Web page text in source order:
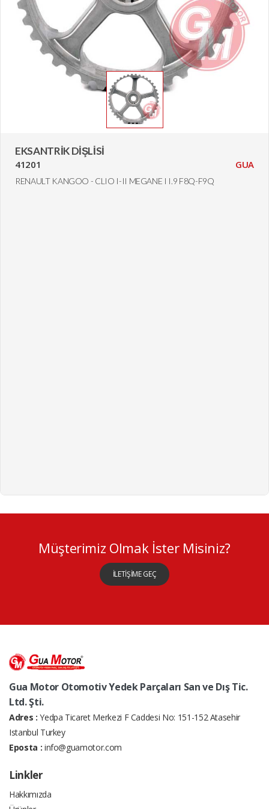
EKSANTRİK DİŞLİSİ
41201 GUA
RENAULT KANGOO - CLIO I-II MEGANE I I.9 F8Q-F9Q
Müşterimiz Olmak İster Misiniz?
İLETİŞİME GEÇ
Gua Motor Otomotiv Yedek Parçaları San ve Dış Tic.
Ltd. Şti.
Adres : Yedpa Ticaret Merkezi F Caddesi No: 151-152 Atasehir
Istanbul Turkey
Eposta : info@guamotor.com
Linkler
Hakkımızda